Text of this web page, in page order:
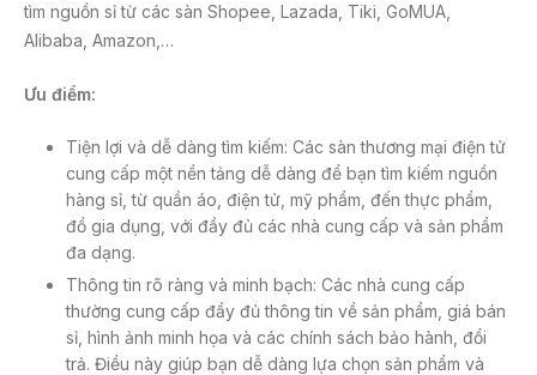
tìm nguồn sỉ từ các sàn Shopee, Lazada, Tiki, GoMUA,
Alibaba, Amazon,…
Ưu điểm:
Tiện lợi và dễ dàng tìm kiếm: Các sàn thương mại điện tử
cung cấp một nền tảng dễ dàng để bạn tìm kiếm nguồn
hàng sỉ, từ quần áo, điện tử, mỹ phẩm, đến thực phẩm,
đồ gia dụng, với đầy đủ các nhà cung cấp và sản phẩm
đa dạng.
Thông tin rõ ràng và minh bạch: Các nhà cung cấp
thường cung cấp đầy đủ thông tin về sản phẩm, giá bán
sỉ, hình ảnh minh họa và các chính sách bảo hành, đổi
trả. Điều này giúp bạn dễ dàng lựa chọn sản phẩm và